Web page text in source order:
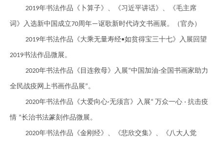
2019年书法作品《卜算子》、《习近平讲话》、《毛主席
词》入选新中国成立70 周年—讴歌新时代诗文书画展。（官办）
2019年书法作品《大乘无量寿经•如贫得宝三十七》入展回望
2019书法作品微展。
2020年书法作品《目连救母》入展“中国加油-全国书画家助力
全民战疫网上书画作品展” 。
2020年书法作品《大爱向心·无须言》入展“ 万众一心 · 抗击疫
情 ”长治书法篆刻作品微展。
2020年书法作品《金刚经》、《悲欣交集》、《八大人觉